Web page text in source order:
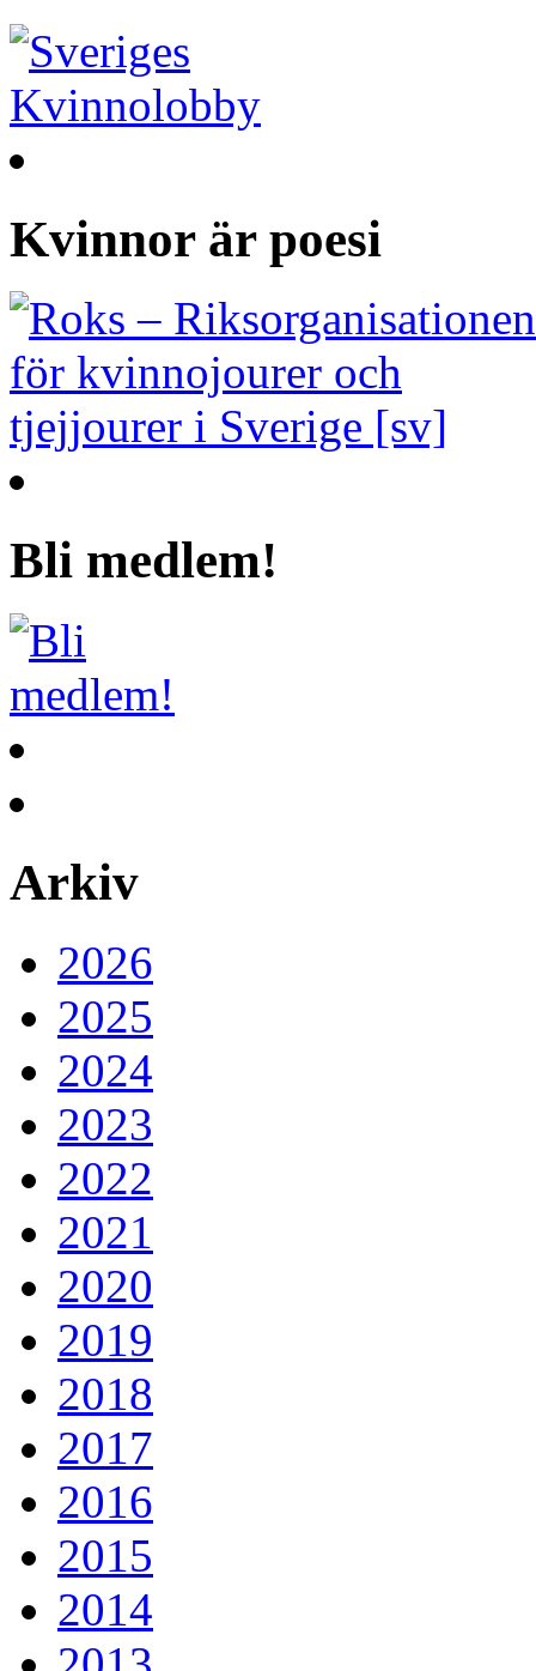
Kvinnor är poesi
Bli medlem!
Arkiv
2026
2025
2024
2023
2022
2021
2020
2019
2018
2017
2016
2015
2014